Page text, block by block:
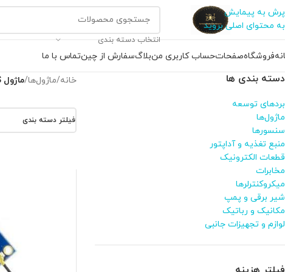
پرش به پیمایش
به محتوای اصلی بروید
انتخاب دسته بندی
فروشگاهصفحاتحساب کاربری منبلاگسفارش از چینتماس با ما
دسته بندی ها
بردهای توسعه
ماژول‌ها
سنسورها
منبع تغذیه و آداپتور
قطعات الکترونیک
مخابرات
میکروکنترلرها
شیر برقی و پمپ
مکانیک و رباتیک
لوازم و تجهیزات جانبی
خانه/ماژول‌ها/ماژول GPS
فیلتر دسته بندی